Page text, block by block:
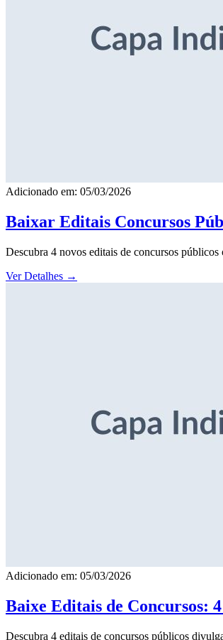
Adicionado em: 05/03/2026
Baixar Editais Concursos
Descubra 4 novos editais de concursos
Ver Detalhes →
Adicionado em: 05/03/2026
Baixe Editais de Concursos:
Descubra 4 editais de concursos públicos